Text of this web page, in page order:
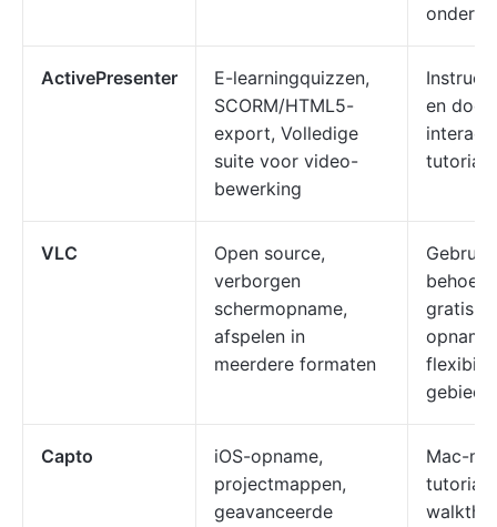
ActivePresenter
E-learningquizzen,
SCORM/HTML5-
export, Volledige
suite voor video-
bewerking
en
VLC
Open source,
verborgen
schermopname,
afspelen in
meerdere formaten
gratis,
gebied
Capto
iOS-opname,
projectmappen,
geavanceerde
Mac-